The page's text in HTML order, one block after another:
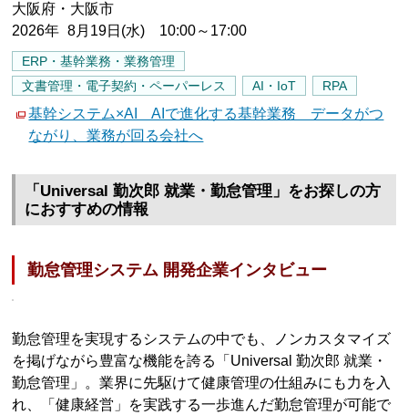
大阪府・大阪市
2026年 8月19日(水) 10:00～17:00
ERP・基幹業務・業務管理
文書管理・電子契約・ペーパーレス
AI・IoT RPA
基幹システム×AI AIで進化する基幹業務 データがつ
ながり、業務が回る会社へ
「Universal 勤次郎 就業・勤怠管理」をお探しの方
におすすめの情報
勤怠管理システム 開発企業インタビュー
勤怠管理を実現するシステムの中でも、ノンカスタマイズ
を掲げながら豊富な機能を誇る「Universal 勤次郎 就業・
勤怠管理」。業界に先駆けて健康管理の仕組みにも力を入
れ、「健康経営」を実践する一歩進んだ勤怠管理が可能で